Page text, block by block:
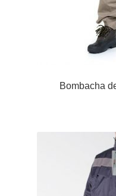
Bombacha